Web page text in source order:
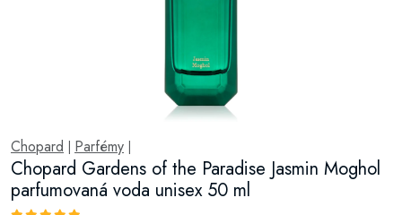
Chopard Parfémy
Chopard Gardens of the Paradise Jasmin Moghol
parfumovaná voda unisex 50 ml